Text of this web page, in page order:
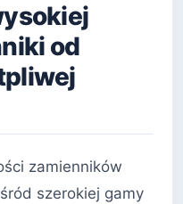
od
zamienników
szerokiej gamy